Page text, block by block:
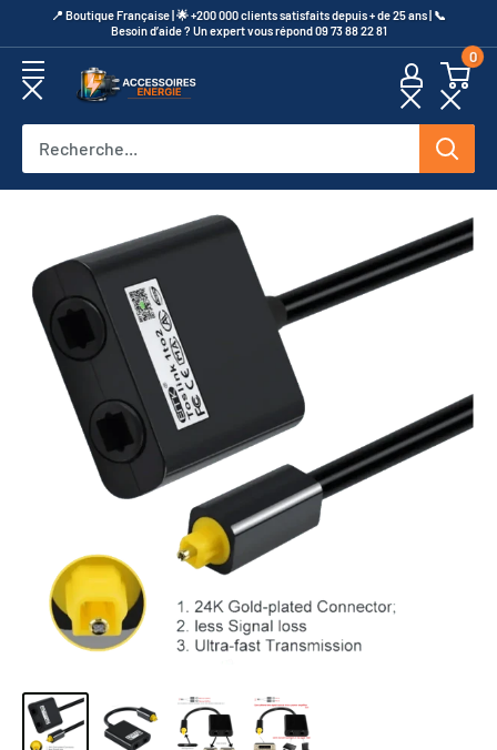
au
contenu
​📍​ Boutique Française | 🌟 +200 000 clients satisfaits depuis + de 25 ans | 📞​
Besoin d’aide ? Un expert vous répond 09 73 88 22 81
Accessoires
0